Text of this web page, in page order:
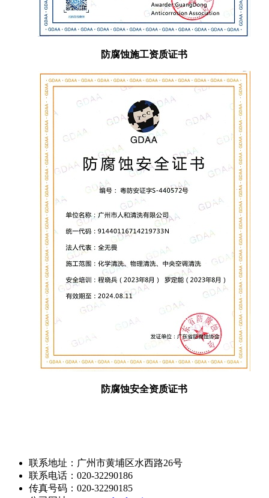
防腐蚀施工资质证书
防腐蚀安全资质证书
联系地址：广州市黄埔区水西路26号
联系电话：020-32290186
传真号码：020-32290185